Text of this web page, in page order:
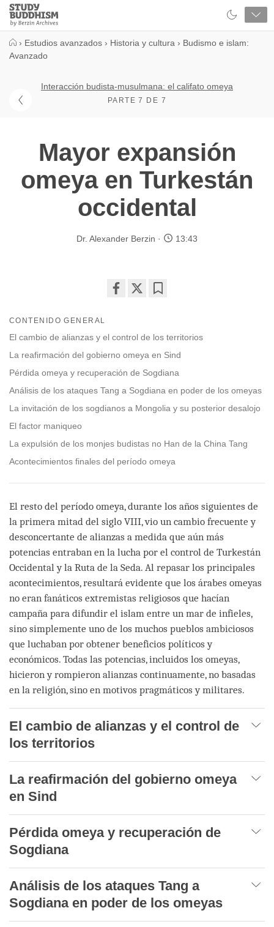
Close
Study
Buddhism
› Estudios avanzados › Historia y cultura › Budismo e islam:
Avanzado
Interacción budista-musulmana: el califato omeya
PARTE 7 DE 7
Mayor expansión
omeya en Turkestán
occidental
Dr. Alexander Berzin 13:43
facebook
CONTENIDO GENERAL
El cambio de alianzas y el control de los territorios
La reafirmación del gobierno omeya en Sind
Pérdida omeya y recuperación de Sogdiana
Análisis de los ataques Tang a Sogdiana en poder de los omeyas
La invitación de los sogdianos a Mongolia y su posterior desalojo
El factor maniqueo
La expulsión de los monjes budistas no Han de la China Tang
Acontecimientos finales del período omeya
El resto del período omeya, durante los años siguientes de
la primera mitad del siglo VIII, vio un cambio frecuente y
desconcertante de alianzas a medida que aún más
potencias entraban en la lucha por el control de Turkestán
Occidental y la Ruta de la Seda. Al repasar los principales
acontecimientos, resultará evidente que los árabes omeyas
no eran fanáticos extremistas religiosos que hacían
campaña para difundir el islam entre un mar de infieles,
sino simplemente uno de los muchos pueblos ambiciosos
que luchaban por obtener beneficios políticos y
económicos. Todas las potencias, incluidos los omeyas,
hicieron y rompieron alianzas continuamente, no basadas
en la religión, sino en motivos pragmáticos y militares.
El cambio de alianzas y el control de
los territorios
La reafirmación del gobierno omeya
en Sind
Pérdida omeya y recuperación de
Sogdiana
Análisis de los ataques Tang a
Sogdiana en poder de los omeyas